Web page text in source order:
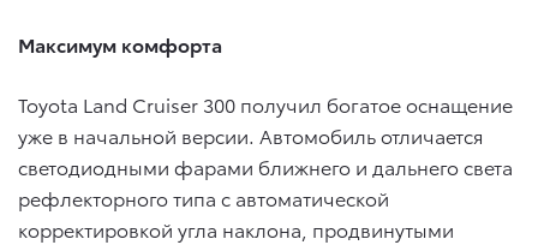
Максимум комфорта
Toyota Land Cruiser 300 получил богатое оснащение
уже в начальной версии. Автомобиль отличается
светодиодными фарами ближнего и дальнего света
рефлекторного типа с автоматической
корректировкой угла наклона, продвинутыми